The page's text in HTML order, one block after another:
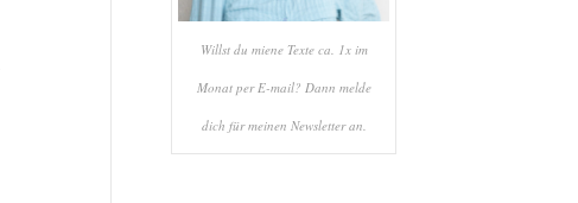
Willst du miene Texte ca. 1x im
Monat per E-mail? Dann melde
dich für meinen Newsletter an.